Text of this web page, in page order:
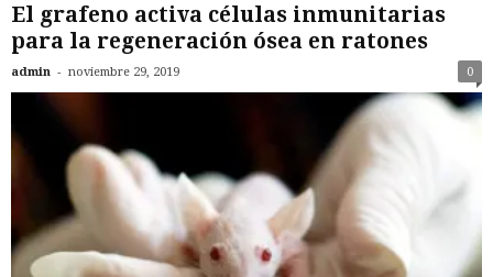
El grafeno activa células inmunitarias
para la regeneración ósea en ratones
admin - noviembre 29, 2019 0